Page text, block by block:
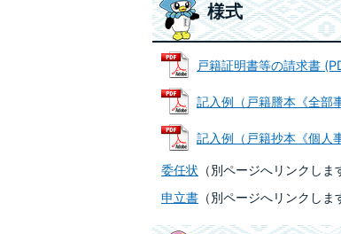
様式
戸籍証明書等の請求書
記入例（戸籍謄本《全部
記入例（戸籍抄本《個人
委任状 （別ページへリンクしま
申立書 （別ページへリンクしま